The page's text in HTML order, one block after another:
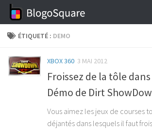
Skip to content
ÉTIQUETÉ : DEMO
XBOX 360 3 MAI 2012
Froissez de la tôle
Démo de Dirt
Vous aimez les jeux de courses
déjantés dans lesquels il faut